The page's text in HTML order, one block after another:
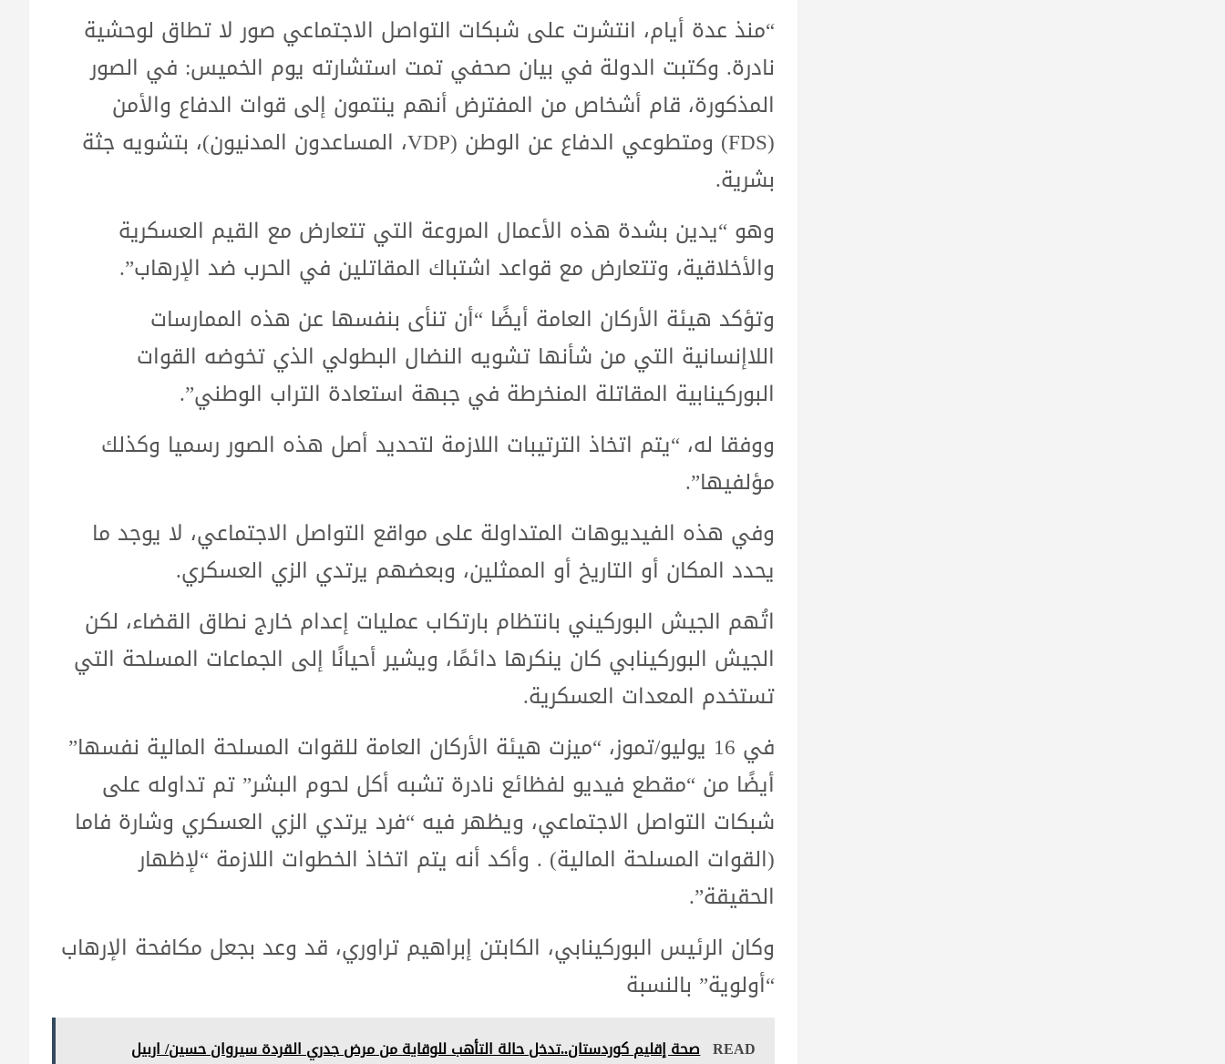
“منذ عدة أيام، انتشرت على شبكات التواصل الاجتماعي صور لا تطاق لوحشية
نادرة. وكتبت الدولة في بيان صحفي تمت استشارته يوم الخميس: في الصور
المذكورة، قام أشخاص من المفترض أنهم ينتمون إلى قوات الدفاع والأمن
(FDS) ومتطوعي الدفاع عن الوطن (VDP، المساعدون المدنيون)، بتشويه جثة
بشرية.
وهو “يدين بشدة هذه الأعمال المروعة التي تتعارض مع القيم العسكرية
والأخلاقية، وتتعارض مع قواعد اشتباك المقاتلين في الحرب ضد الإرهاب”.
وتؤكد هيئة الأركان العامة أيضًا “أن تنأى بنفسها عن هذه الممارسات
اللاإنسانية التي من شأنها تشويه النضال البطولي الذي تخوضه القوات
البوركينابية المقاتلة المنخرطة في جبهة استعادة التراب الوطني”.
ووفقا له، “يتم اتخاذ الترتيبات اللازمة لتحديد أصل هذه الصور رسميا وكذلك
مؤلفيها”.
وفي هذه الفيديوهات المتداولة على مواقع التواصل الاجتماعي، لا يوجد ما
يحدد المكان أو التاريخ أو الممثلين، وبعضهم يرتدي الزي العسكري.
اتُهم الجيش البوركيني بانتظام بارتكاب عمليات إعدام خارج نطاق القضاء، لكن
الجيش البوركينابي كان ينكرها دائمًا، ويشير أحيانًا إلى الجماعات المسلحة التي
تستخدم المعدات العسكرية.
في 16 يوليو/تموز، “ميزت هيئة الأركان العامة للقوات المسلحة المالية نفسها”
أيضًا من “مقطع فيديو لفظائع نادرة تشبه أكل لحوم البشر” تم تداوله على
شبكات التواصل الاجتماعي، ويظهر فيه “فرد يرتدي الزي العسكري وشارة فاما
(القوات المسلحة المالية) . وأكد أنه يتم اتخاذ الخطوات اللازمة “لإظهار
الحقيقة”.
وكان الرئيس البوركينابي، الكابتن إبراهيم تراوري، قد وعد بجعل مكافحة الإرهاب
“أولوية” بالنسبة
READ صحة إقليم كوردستان..تدخل حالة التأهب للوقاية من مرض جدري القردة سيروان حسين/ اربيل